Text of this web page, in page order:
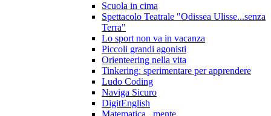
Scuola in cima
Spettacolo Teatrale "Odissea Ulisse...senza
Terra"
Lo sport non va in vacanza
Piccoli grandi agonisti
Orienteering nella vita
Tinkering: sperimentare per apprendere
Ludo Coding
Naviga Sicuro
DigitEnglish